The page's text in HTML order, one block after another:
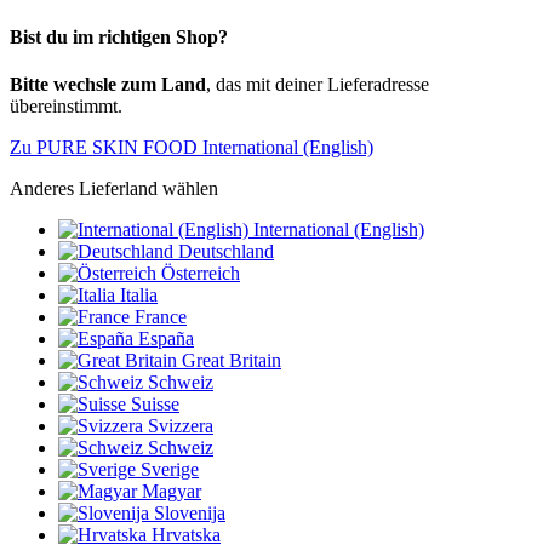
Bist du im richtigen Shop?
Bitte wechsle zum Land, das mit deiner Lieferadresse
übereinstimmt.
Zu PURE SKIN FOOD International (English)
Anderes Lieferland wählen
International (English)
Deutschland
Österreich
Italia
France
España
Great Britain
Schweiz
Suisse
Svizzera
Schweiz
Sverige
Magyar
Slovenija
Hrvatska